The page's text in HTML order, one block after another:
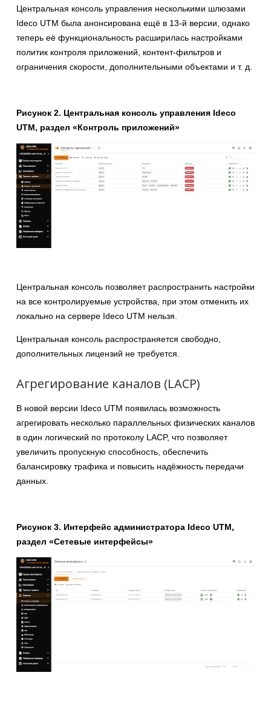
Центральная консоль управления несколькими шлюзами
Ideco UTM была анонсирована ещё в 13-й версии, однако
теперь её функциональность расширилась настройками
политик контроля приложений, контент-фильтров и
ограничения скорости, дополнительными объектами и т. д.
Рисунок 2. Центральная консоль управления Ideco
UTM, раздел «Контроль приложений»
Центральная консоль позволяет распространить настройки
на все контролируемые устройства, при этом отменить их
локально на сервере Ideco UTM нельзя.
Центральная консоль распространяется свободно,
дополнительных лицензий не требуется.
Агрегирование каналов (LACP)
В новой версии Ideco UTM появилась возможность
агрегировать несколько параллельных физических каналов
в один логический по протоколу LACP, что позволяет
увеличить пропускную способность, обеспечить
балансировку трафика и повысить надёжность передачи
данных.
Рисунок 3. Интерфейс администратора Ideco UTM,
раздел «Сетевые интерфейсы»